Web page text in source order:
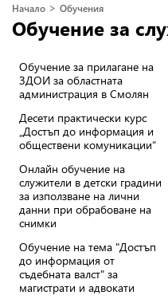
Начало > Обучения
Обучение за
Обучение за прилагане на
ЗДОИ за областната
администрация в Смолян
Десети практически курс
„Достъп до информация и
обществени комуникации“
Онлайн обучение на
служители в детски градини
за използване на лични
данни при обрабоване на
снимки
Обучение на тема "Достъп
до информация от
съдебната валст" за
магистрати и адвокати